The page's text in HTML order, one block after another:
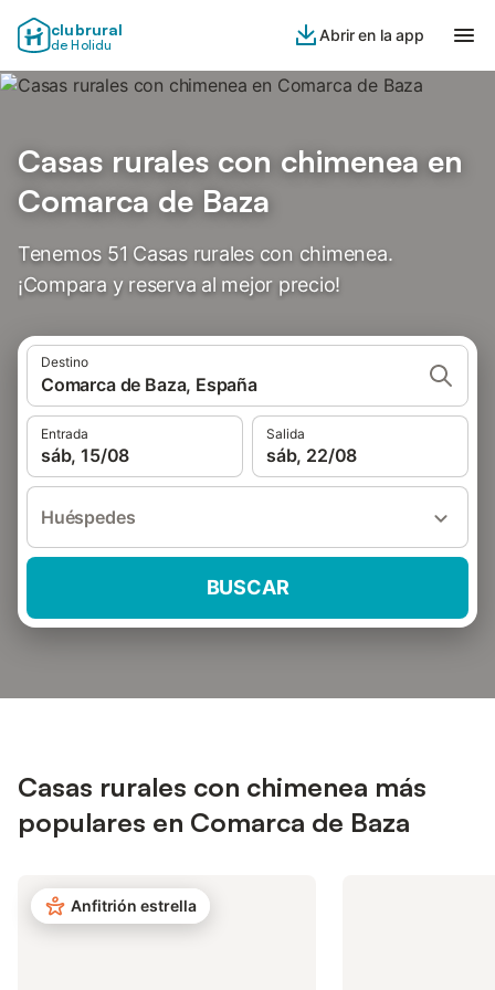
clubrural
de Holidu
Abrir en la app
Casas rurales con chimenea en
Comarca de Baza
Tenemos 51 Casas rurales con chimenea.
¡Compara y reserva al mejor precio!
Destino
Comarca de Baza, España
Entrada
sáb, 15/08
Salida
sáb, 22/08
Huéspedes
BUSCAR
Casas rurales con chimenea más
populares en Comarca de Baza
Anfitrión estrella